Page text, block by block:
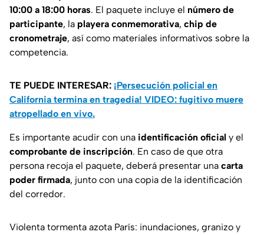
10:00 a 18:00 horas. El paquete incluye el número de
participante, la playera conmemorativa, chip de
cronometraje, así como materiales informativos sobre la
competencia.
TE PUEDE INTERESAR: ¡Persecución policial en
California termina en tragedia! VIDEO: fugitivo muere
atropellado en vivo.
Es importante acudir con una identificación oficial y el
comprobante de inscripción. En caso de que otra
persona recoja el paquete, deberá presentar una carta
poder firmada, junto con una copia de la identificación
del corredor.
Violenta tormenta azota París: inundaciones, granizo y